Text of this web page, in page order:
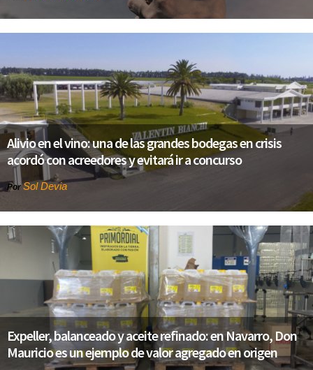
Alivio en el vino: una de las grandes bodegas en crisis
acordó con acreedores y evitará ir a concurso
PorSol Devia
Expeller, balanceado y aceite refinado: en Navarro, Don
Mauricio es un ejemplo de valor agregado en origen